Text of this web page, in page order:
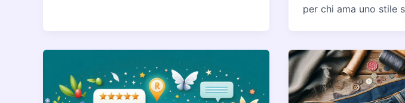
per chi ama uno stile